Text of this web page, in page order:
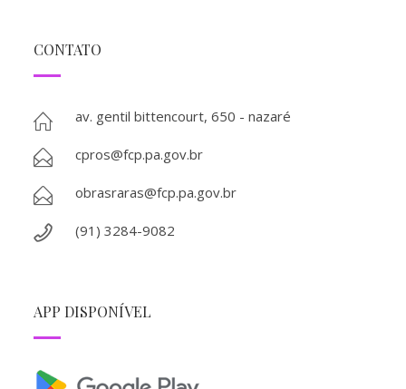
CONTATO
av. gentil bittencourt, 650 - nazaré
cpros@fcp.pa.gov.br
obrasraras@fcp.pa.gov.br
(91) 3284-9082
APP DISPONÍVEL